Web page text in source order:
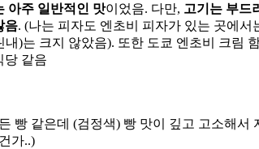
아주 일반적인 맛이었음. 다만, 고기는 부드
음. (나는 피자도 엔초비 피자가 있는 곳에
)는 크지 않았음). 또한 도쿄 엔초비 크림
당 같음
빵 같은데 (검정색) 빵 맛이 깊고 고소해
가..)